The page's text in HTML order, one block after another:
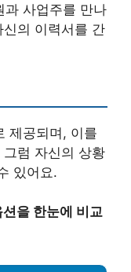
과 사업주를 만나
의 이력서를 간
제공되며, 이를
럼 자신의 상황
있어요.
을 한눈에 비교